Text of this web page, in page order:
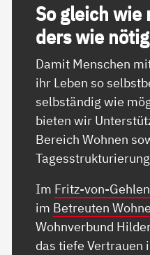
So gleich
ders wie nö­t­ig
Damit Menschen
ihr Leben so
selbständig wie
bieten wir
Bereich Wohnen
Im Fritz-von-
im Betreuten
Wohnverbund
das tiefe Vertrauen